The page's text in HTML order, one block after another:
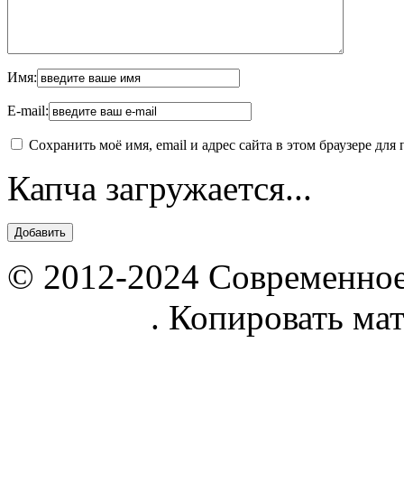
Имя:
E-mail:
Сохранить моё имя, email и адрес сайта в этом браузере
Капча загружается...
© 2012-2024
. Копировать